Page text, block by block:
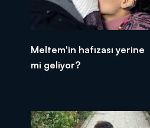
Meltem'in hafızası yerine
mi geliyor?